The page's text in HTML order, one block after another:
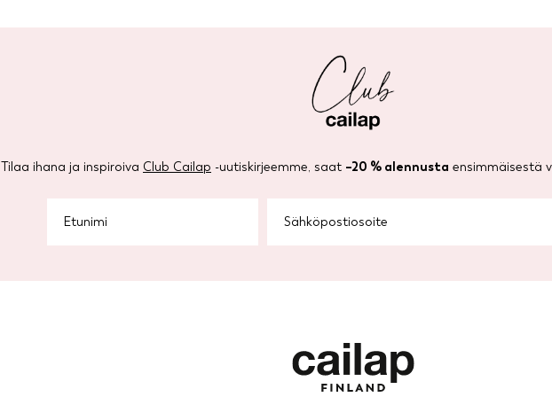
Tilaa ihana ja inspiroiva Club Cailap -uutiskirjeemme, saat –20 % alennusta ensimmäisestä